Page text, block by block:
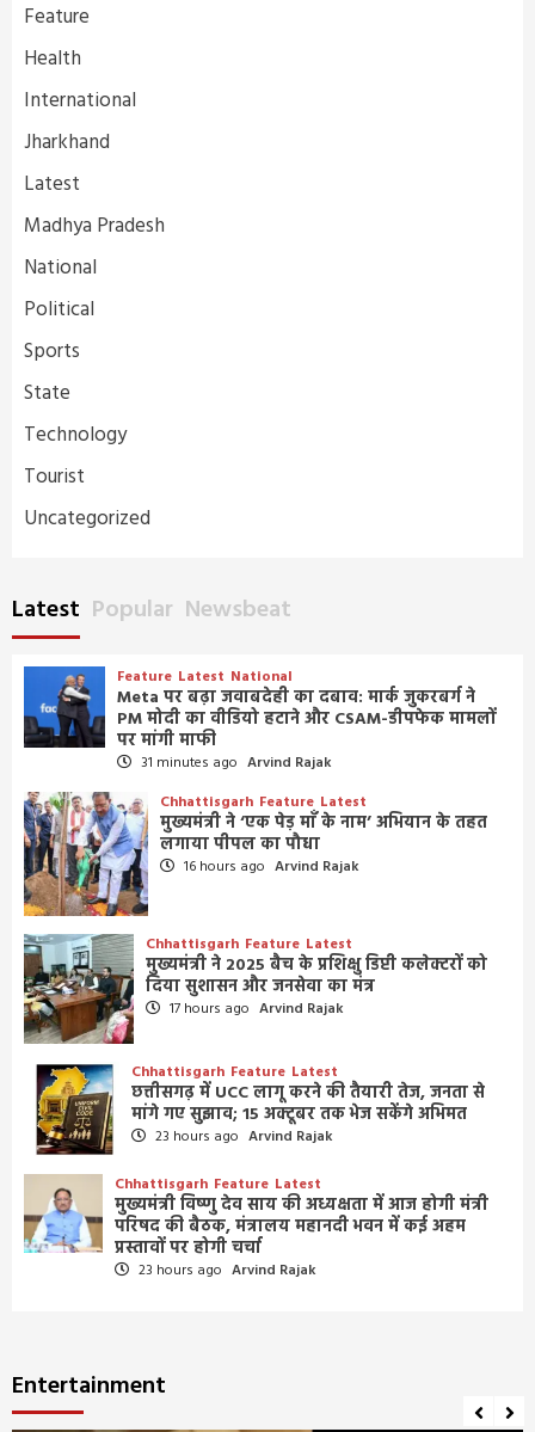
Feature
Health
International
Jharkhand
Latest
Madhya Pradesh
National
Political
Sports
State
Technology
Tourist
Uncategorized
Latest Popular Newsbeat
Feature Latest National
Meta पर बढ़ा जवाबदेही का दबाव: मार्क जुकरबर्ग ने
PM मोदी का वीडियो हटाने और CSAM-डीपफेक मामलों
पर मांगी माफी
31 minutes ago Arvind Rajak
Chhattisgarh Feature Latest
मुख्यमंत्री ने ‘एक पेड़ माँ के नाम’ अभियान के तहत
लगाया पीपल का पौधा
16 hours ago Arvind Rajak
Chhattisgarh Feature Latest
मुख्यमंत्री ने 2025 बैच के प्रशिक्षु डिप्टी कलेक्टरों को
दिया सुशासन और जनसेवा का मंत्र
17 hours ago Arvind Rajak
Chhattisgarh Feature Latest
छत्तीसगढ़ में UCC लागू करने की तैयारी तेज, जनता से
मांगे गए सुझाव; 15 अक्टूबर तक भेज सकेंगे अभिमत
23 hours ago Arvind Rajak
Chhattisgarh Feature Latest
मुख्यमंत्री विष्णु देव साय की अध्यक्षता में आज होगी मंत्री
परिषद की बैठक, मंत्रालय महानदी भवन में कई अहम
प्रस्तावों पर होगी चर्चा
23 hours ago Arvind Rajak
Entertainment